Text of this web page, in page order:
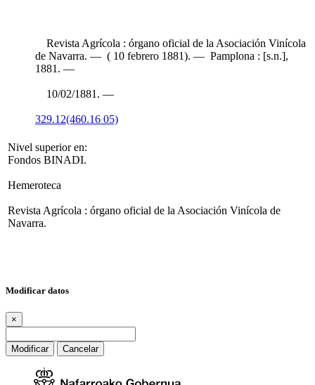
Revista Agrícola : órgano oficial de la Asociación Vinícola
de Navarra. — ( 10 febrero 1881). — Pamplona : [s.n.],
1881. —
10/02/1881. —
329.12(460.16 05)
Nivel superior en:
Fondos BINADI.
Hemeroteca
Revista Agrícola : órgano oficial de la Asociación Vinícola de
Navarra.
Modificar datos
×
Modificar Cancelar